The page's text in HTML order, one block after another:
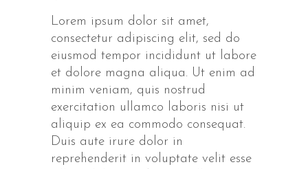
Lorem ipsum dolor sit amet,
consectetur adipiscing elit, sed do
eiusmod tempor incididunt ut labore
et dolore magna aliqua. Ut enim ad
minim veniam, quis nostrud
exercitation ullamco laboris nisi ut
aliquip ex ea commodo consequat.
Duis aute irure dolor in
reprehenderit in voluptate velit esse